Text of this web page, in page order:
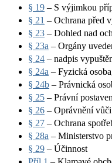
§ 19 – S výjimkou
§ 21 – Ochrana před
§ 23 – Dohled nad
§ 23a – Orgány
§ 24 – nadpis
§ 24a – Fyzická
§ 24b – Právnická
§ 25 – Právní
§ 26 – Oprávnění
§ 27 – Ochrana
§ 28a – Ministerstvo
§ 29 – Účinnost